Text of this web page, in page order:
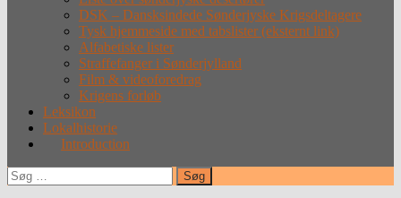
DSK – Dansksindede Sønderjyske Krigsdeltagere
Tysk hjemmeside med tabslister (eksternt link)
Alfabetiske lister
Straffefanger i Sønderjylland
Film & videoforedrag
Krigens forløb
Leksikon
Lokalhistorie
Introduction
Søg
efter: